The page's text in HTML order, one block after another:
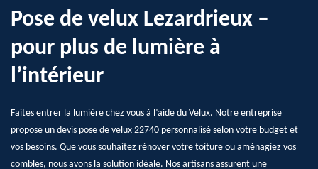
Pose de velux Lezardrieux –
pour plus de lumière à
l’intérieur
Faites entrer la lumière chez vous à l’aide du Velux. Notre entreprise
propose un devis pose de velux 22740 personnalisé selon votre budget et
vos besoins. Que vous souhaitez rénover votre toiture ou aménagiez vos
combles, nous avons la solution idéale. Nos artisans assurent une